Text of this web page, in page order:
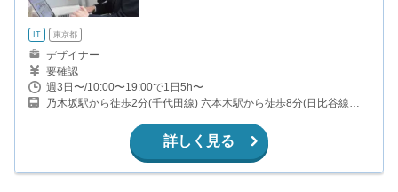
IT 東京都
デザイナー
要確認
週3日〜/10:00〜19:00で1日5h〜
乃木坂駅から徒歩2分(千代田線) 六本木駅から徒歩8分(日比谷線、
詳しく見る